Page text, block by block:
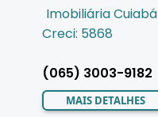
Imobiliária Cuiabá
Creci: 5868
(065) 3003-9182
MAIS DETALHES